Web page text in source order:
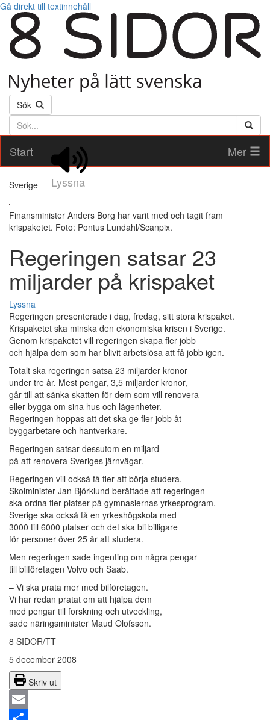
Gå direkt till textinnehåll
Sök
Söktext
Start
Lyssna
Mer
Sverige
Finansminister Anders Borg har varit med och tagit fram
krispaketet. Foto: Pontus Lundahl/Scanpix.
Regeringen satsar 23
miljarder på krispaket
Lyssna
Regeringen presenterade i dag, fredag, sitt stora krispaket.
Krispaketet ska minska den ekonomiska krisen i Sverige.
Genom krispaketet vill regeringen skapa fler jobb
och hjälpa dem som har blivit arbetslösa att få jobb igen.
Totalt ska regeringen satsa 23 miljarder kronor
under tre år. Mest pengar, 3,5 miljarder kronor,
går till att sänka skatten för dem som vill renovera
eller bygga om sina hus och lägenheter.
Regeringen hoppas att det ska ge fler jobb åt
byggarbetare och hantverkare.
Regeringen satsar dessutom en miljard
på att renovera Sveriges järnvägar.
Regeringen vill också få fler att börja studera.
Skolminister Jan Björklund berättade att regeringen
ska ordna fler platser på gymnasiernas yrkesprogram.
Sverige ska också få en yrkeshögskola med
3000 till 6000 platser och det ska bli billigare
för personer över 25 år att studera.
Men regeringen sade ingenting om några pengar
till bilföretagen Volvo och Saab.
– Vi ska prata mer med bilföretagen.
Vi har redan pratat om att hjälpa dem
med pengar till forskning och utveckling,
sade näringsminister Maud Olofsson.
8 SIDOR/TT
5 december 2008
Skriv ut